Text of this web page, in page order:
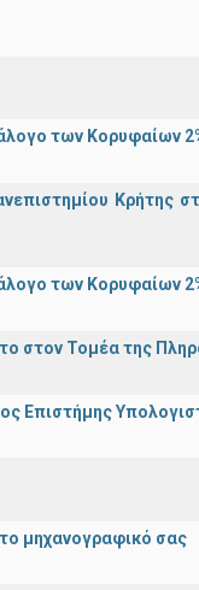
των Κορυφαίων
Κρήτης
των Κορυφαίων
στον Τομέα της
Επιστήμης
μηχανογραφικό σας